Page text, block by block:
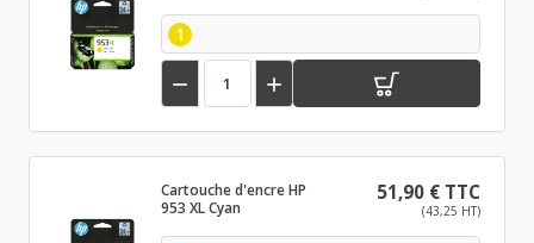
1
 
Cartouche d'encre HP
953 XL Cyan
51,90 € TTC
(43,25 HT)